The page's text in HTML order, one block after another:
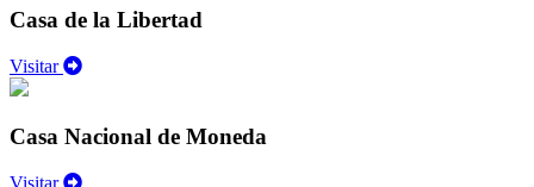
Casa de la Libertad
Visitar
Casa Nacional de Moneda
Visitar